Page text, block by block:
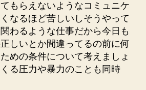
もらえないようなコミュニケ
なるほど苦しいしそうやって
わるような仕事だから今日も
しいとか間違ってるの前に何
めの条件について考えましょ
る圧力や暴力のことも同時